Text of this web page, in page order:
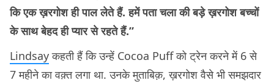
कि एक ख़रगोश ही पाल लेते हैं. हमें पता चला की बड़े ख़रगोश बच्चों
के साथ बेहद ही प्यार से रहते हैं.”
Lindsayकहती हैं कि उन्हें Cocoa Puff को ट्रेन करने में 6 से
7 महीने का वक़्त लगा था. उनके मुताबिक़, ख़रगोश वैसे भी समझदार